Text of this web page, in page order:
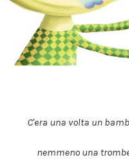
C'era una volta un
nemmeno una